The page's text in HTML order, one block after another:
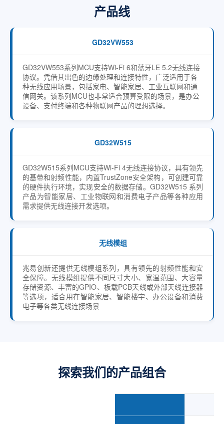
产品线
GD32VW553
GD32VW553系列MCU支持Wi-Fi 6和蓝牙LE 5.2无线连接
协议。凭借其出色的边缘处理和连接特性，广泛适用于各
种无线应用场景，包括家电、智能家居、工业互联网和通
信网关。该系列MCU也非常适合预算受限的场景，是办公
设备、支付终端和各种物联网产品的理想选择。
GD32W515
GD32W515系列MCU支持Wi-Fi 4无线连接协议，具有领先
的基带和射频性能，内置TrustZone安全架构，可创建可靠
的硬件执行环境，实现安全的数据存储。GD32W515 系列
产品为智能家居、工业物联网和消费电子产品等各种应用
需求提供无线连接开发选项。
无线模组
兆易创新还提供无线模组系列，具有领先的射频性能和安
全保障。无线模组提供不同尺寸大小、宽温范围、大容量
存储资源、丰富的GPIO、板载PCB天线或外部天线连接器
等选项，适合用在智能家居、智能楼宇、办公设备和消费
电子等各类无线连接场景
探索我们的产品组合